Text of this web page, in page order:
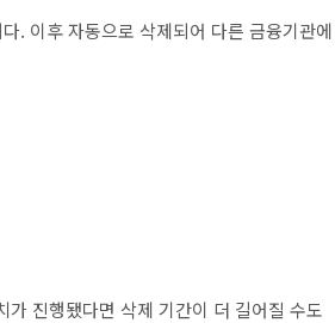
. 이후 자동으로 삭제되어 다른 금융기관에
진행됐다면 삭제 기간이 더 길어질 수도